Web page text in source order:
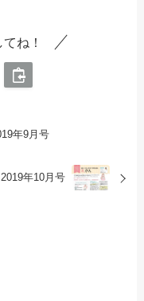
ね！
年9月号
年10月号